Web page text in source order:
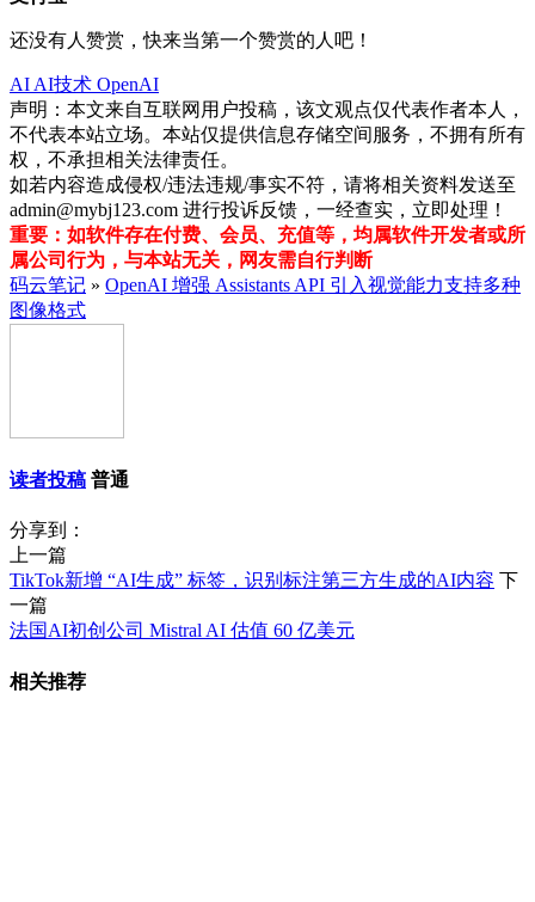
还没有人赞赏，快来当第一个赞赏的人吧！
AI AI技术 OpenAI
声明：本文来自互联网用户投稿，该文观点仅代表作者本人，
不代表本站立场。本站仅提供信息存储空间服务，不拥有所有
权，不承担相关法律责任。
如若内容造成侵权/违法违规/事实不符，请将相关资料发送至
admin@mybj123.com 进行投诉反馈，一经查实，立即处理！
重要：如软件存在付费、会员、充值等，均属软件开发者或所
属公司行为，与本站无关，网友需自行判断
码云笔记 » OpenAI 增强 Assistants API 引入视觉能力支持多种
图像格式
读者投稿 普通
分享到：
上一篇
TikTok新增 “AI生成” 标签，识别标注第三方生成的AI内容 下
一篇
法国AI初创公司 Mistral AI 估值 60 亿美元
相关推荐